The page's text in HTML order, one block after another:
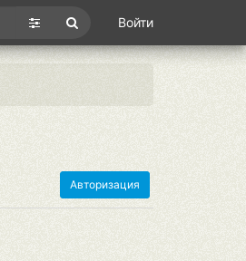
Войти
Авторизация